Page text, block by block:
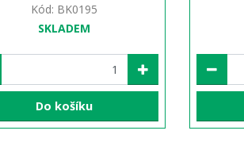
Kód: BK0195
SKLADEM
Do košíku